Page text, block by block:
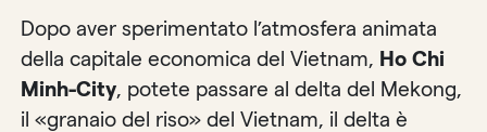
Dopo aver sperimentato l’atmosfera animata
della capitale economica del Vietnam, Ho Chi
Minh-City, potete passare al delta del Mekong,
il «granaio del riso» del Vietnam, il delta è